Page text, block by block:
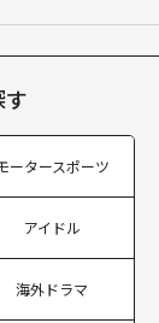
ータースポーツ
アイドル
海外ドラマ